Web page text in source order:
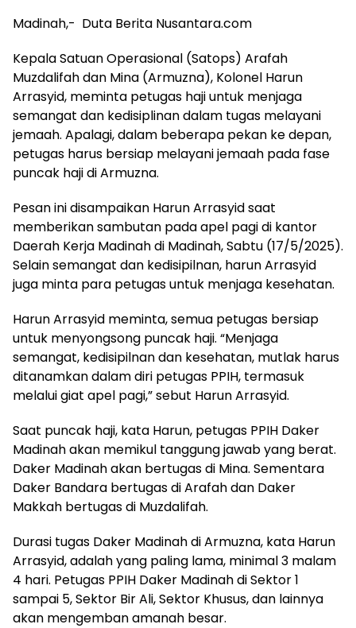
Madinah,- Duta Berita Nusantara.com
Kepala Satuan Operasional (Satops) Arafah
Muzdalifah dan Mina (Armuzna), Kolonel Harun
Arrasyid, meminta petugas haji untuk menjaga
semangat dan kedisiplinan dalam tugas melayani
jemaah. Apalagi, dalam beberapa pekan ke depan,
petugas harus bersiap melayani jemaah pada fase
puncak haji di Armuzna.
Pesan ini disampaikan Harun Arrasyid saat
memberikan sambutan pada apel pagi di kantor
Daerah Kerja Madinah di Madinah, Sabtu (17/5/2025).
Selain semangat dan kedisipilnan, harun Arrasyid
juga minta para petugas untuk menjaga kesehatan.
Harun Arrasyid meminta, semua petugas bersiap
untuk menyongsong puncak haji. “Menjaga
semangat, kedisipilnan dan kesehatan, mutlak harus
ditanamkan dalam diri petugas PPIH, termasuk
melalui giat apel pagi,” sebut Harun Arrasyid.
Saat puncak haji, kata Harun, petugas PPIH Daker
Madinah akan memikul tanggung jawab yang berat.
Daker Madinah akan bertugas di Mina. Sementara
Daker Bandara bertugas di Arafah dan Daker
Makkah bertugas di Muzdalifah.
Durasi tugas Daker Madinah di Armuzna, kata Harun
Arrasyid, adalah yang paling lama, minimal 3 malam
4 hari. Petugas PPIH Daker Madinah di Sektor 1
sampai 5, Sektor Bir Ali, Sektor Khusus, dan lainnya
akan mengemban amanah besar.